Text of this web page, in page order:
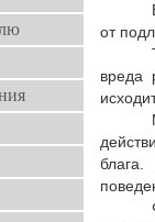
от
вреда